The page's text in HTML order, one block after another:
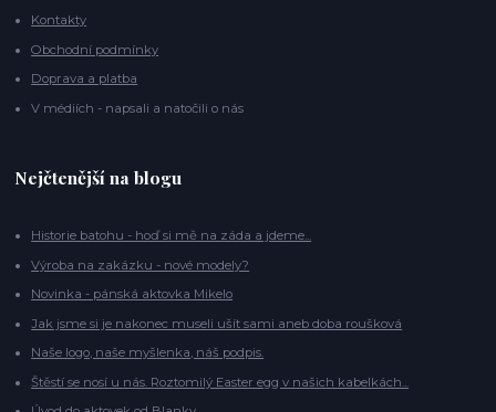
Kontakty
Obchodní podmínky
Doprava a platba
V médiích - napsali a natočili o nás
Nejčtenější na blogu
Historie batohu - hoď si mě na záda a jdeme...
Výroba na zakázku - nové modely?
Novinka - pánská aktovka Mikelo
Jak jsme si je nakonec museli ušít sami aneb doba roušková
Naše logo, naše myšlenka, náš podpis.
Štěstí se nosí u nás. Roztomilý Easter egg v našich kabelkách...